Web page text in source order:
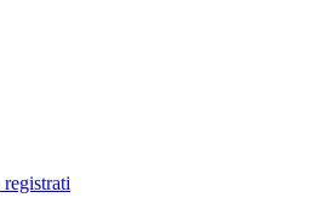
registrati